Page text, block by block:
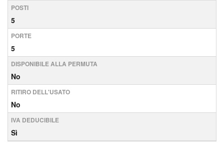
POSTI
5
PORTE
5
DISPONIBILE ALLA PERMUTA
No
RITIRO DELL'USATO
No
IVA DEDUCIBILE
Sì